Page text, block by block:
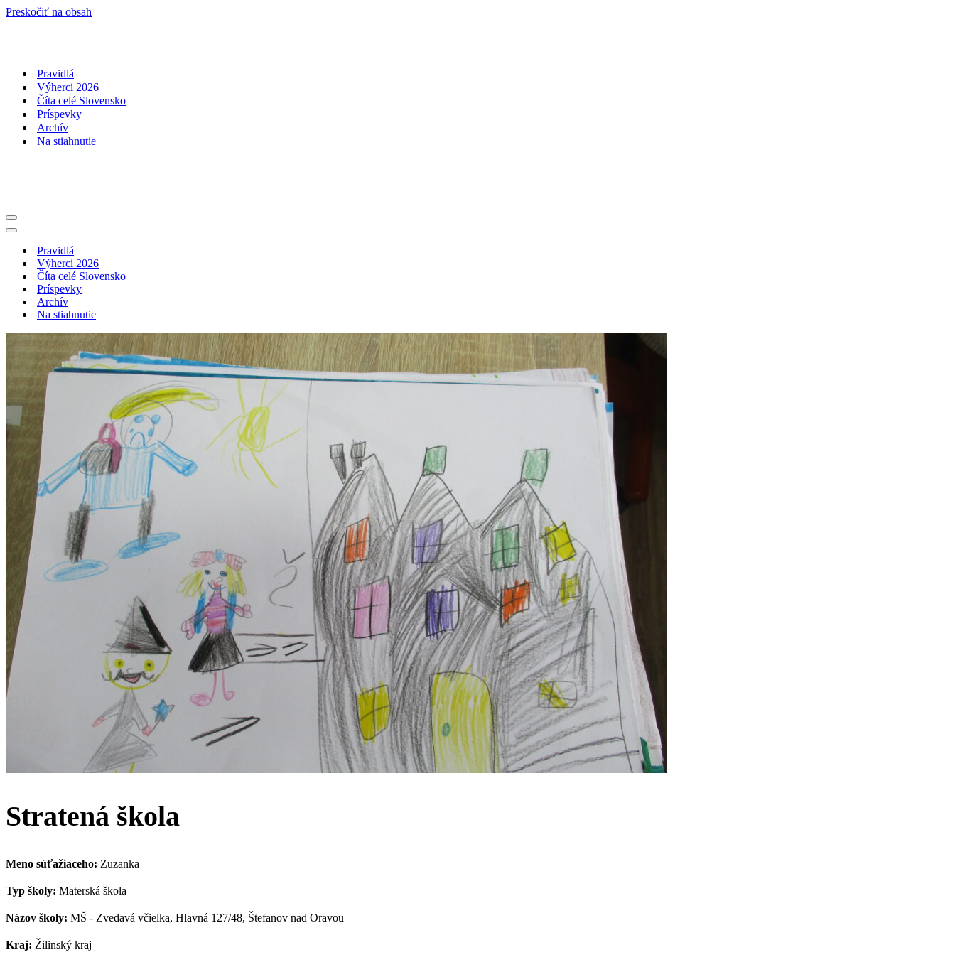
Preskočiť na obsah
Pravidlá
Výherci 2026
Číta celé Slovensko
Príspevky
Archív
Na stiahnutie
Menu
navigácie
Menu
navigáciePravidlá
Výherci 2026
Číta celé Slovensko
Príspevky
Archív
Na stiahnutie
Stratená škola
Meno súťažiaceho: Zuzanka
Typ školy: Materská škola
Názov školy: MŠ - Zvedavá včielka, Hlavná 127/48, Štefanov nad Oravou
Kraj: Žilinský kraj